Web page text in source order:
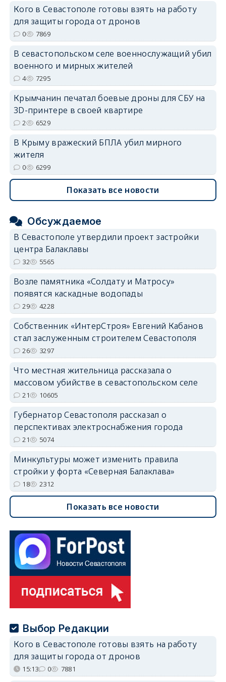
Кого в Севастополе готовы взять на работу
для защиты города от дронов
0 7869
В севастопольском селе военнослужащий убил
военного и мирных жителей
4 7295
Крымчанин печатал боевые дроны для СБУ на
3D-принтере в своей квартире
2 6529
В Крыму вражеский БПЛА убил мирного
жителя
0 6299
Показать все новости
Обсуждаемое
В Севастополе утвердили проект застройки
центра Балаклавы
32 5565
Возле памятника «Солдату и Матросу»
появятся каскадные водопады
29 4228
Собственник «ИнтерСтроя» Евгений Кабанов
стал заслуженным строителем Севастополя
26 3297
Что местная жительница рассказала о
массовом убийстве в севастопольском селе
21 10605
Губернатор Севастополя рассказал о
перспективах электроснабжения города
21 5074
Минкультуры может изменить правила
стройки у форта «Северная Балаклава»
18 2312
Показать все новости
Выбор Редакции
Кого в Севастополе готовы взять на работу
для защиты города от дронов
15:13 0 7881